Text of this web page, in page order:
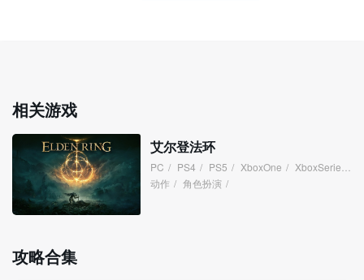
相关游戏
艾尔登法环
PC / PS4 / PS5 / XboxOne / XboxSeries
动作 / 角色扮演 /
攻略合集